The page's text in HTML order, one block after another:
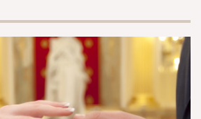
как непосредственно, так
отделения.